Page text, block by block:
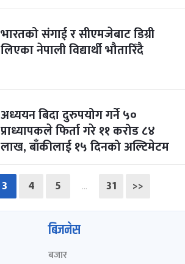
भारतको संगाई र सीएमजेबाट डिग्री
लिएका नेपाली विद्यार्थी भौतारिँदै
अध्ययन बिदा दुरुपयोग गर्ने ५०
प्राध्यापकले फिर्ता गरे ११ करोड ८४
लाख, बाँकीलाई १५ दिनको अल्टिमेटम
3 4 5 … 31 >>
बिजनेस
बजार